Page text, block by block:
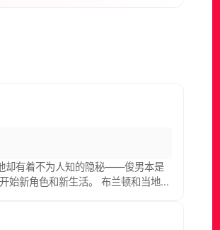
却有着不为人知的隐秘——俊男本是
始新角色和新生活。 布兰顿和当地女
娜原谅了她，悲剧却发生了。拉娜的